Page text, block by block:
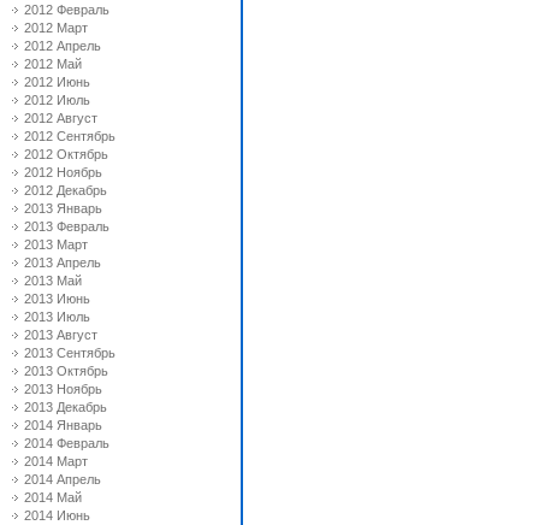
2012 Февраль
2012 Март
2012 Апрель
2012 Май
2012 Июнь
2012 Июль
2012 Август
2012 Сентябрь
2012 Октябрь
2012 Ноябрь
2012 Декабрь
2013 Январь
2013 Февраль
2013 Март
2013 Апрель
2013 Май
2013 Июнь
2013 Июль
2013 Август
2013 Сентябрь
2013 Октябрь
2013 Ноябрь
2013 Декабрь
2014 Январь
2014 Февраль
2014 Март
2014 Апрель
2014 Май
2014 Июнь